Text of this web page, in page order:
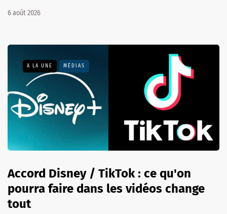
6 août 2026
A LA UNE MÉDIAS
Accord Disney / TikTok : ce qu'on
pourra faire dans les vidéos change
tout